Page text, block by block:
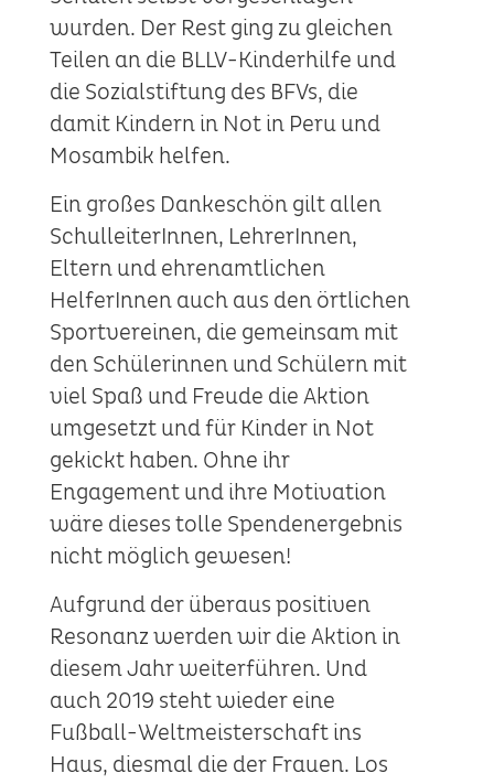
wurden. Der Rest ging zu gleichen
Teilen an die BLLV-Kinderhilfe und
die Sozialstiftung des BFVs, die
damit Kindern in Not in Peru und
Mosambik helfen.
Ein großes Dankeschön gilt allen
SchulleiterInnen, LehrerInnen,
Eltern und ehrenamtlichen
HelferInnen auch aus den örtlichen
Sportvereinen, die gemeinsam mit
den Schülerinnen und Schülern mit
viel Spaß und Freude die Aktion
umgesetzt und für Kinder in Not
gekickt haben. Ohne ihr
Engagement und ihre Motivation
wäre dieses tolle Spendenergebnis
nicht möglich gewesen!
Aufgrund der überaus positiven
Resonanz werden wir die Aktion in
diesem Jahr weiterführen. Und
auch 2019 steht wieder eine
Fußball-Weltmeisterschaft ins
Haus, diesmal die der Frauen. Los